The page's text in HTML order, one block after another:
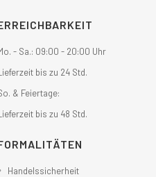
- Sa.: 09:00 - 20:00 Uhr
bis zu 24 Std.
& Feiertage:
bis zu 48 Std.
Handelssicherheit